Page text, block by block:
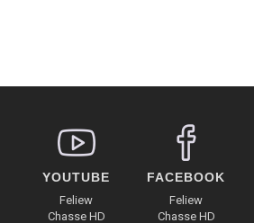
YOUTUBE
Feliew
Chasse HD
FACEBOOK
Feliew
Chasse HD